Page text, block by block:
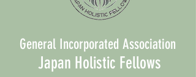
General Incorporated Association
Japan Holistic Fellows